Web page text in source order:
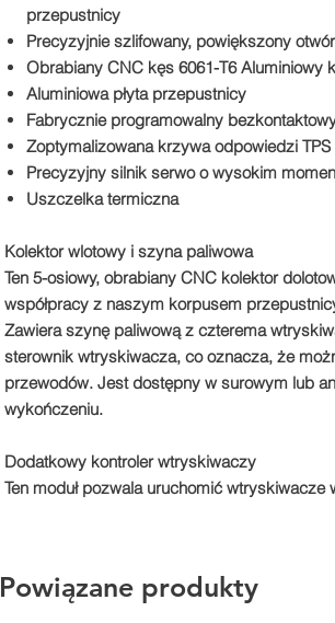
przepustnicy
Precyzyjnie szlifowany, powiększony
Obrabiany CNC kęs 6061-T6 Aluminiowy
Aluminiowa płyta przepustnicy
Fabrycznie programowalny
Zoptymalizowana krzywa odpowiedzi TPS
Precyzyjny silnik serwo o wysokim
Uszczelka termiczna
Kolektor wlotowy i szyna paliwowa
Ten 5-osiowy, obrabiany CNC kolektor
współpracy z naszym korpusem
Zawiera szynę paliwową z czterema
sterownik wtryskiwacza, co oznacza, że
przewodów. Jest dostępny w surowym lub
wykończeniu.
Dodatkowy kontroler wtryskiwaczy
Ten moduł pozwala uruchomić
Powiązane produkty